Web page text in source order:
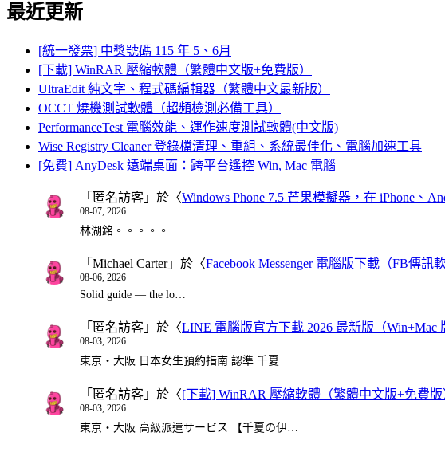
最近更新
[統一發票] 中獎號碼 115 年 5、6月
[下載] WinRAR 壓縮軟體（繁體中文版+免費版）
UltraEdit 純文字、程式碼編輯器（繁體中文最新版）
OCCT 燒機測試軟體（超頻檢測必備工具）
PerformanceTest 電腦效能、運作速度測試軟體(中文版)
Wise Registry Cleaner 登錄檔清理、重組、系統最佳化、電腦加速工具
[免費] AnyDesk 遠端桌面：跨平台遙控 Win, Mac 電腦
「 匿名訪客 」於〈Windows Phone 7.5 芒果模擬器，在 iPhone、
08-07, 2026
林湖銘。。。。。
「 Michael Carter」於〈Facebook Messenger 電腦版下載（FB傳訊軟
08-06, 2026
Solid guide — the lo…
「 匿名訪客 」於〈LINE 電腦版官方下載 2026 最新版（Win+Mac
08-03, 2026
東京・大阪 日本女生預約指南 認準 千夏…
「 匿名訪客 」於〈[下載] WinRAR 壓縮軟體（繁體中文版+免費版
08-03, 2026
東京・大阪 高級派遣サービス 【千夏の伊…